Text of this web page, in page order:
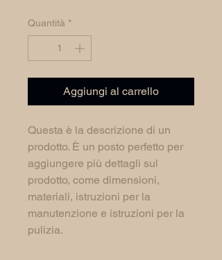
Quantità *
Aggiungi al carrello
Questa è la descrizione di un
prodotto. È un posto perfetto per
aggiungere più dettagli sul
prodotto, come dimensioni,
materiali, istruzioni per la
manutenzione e istruzioni per la
pulizia.